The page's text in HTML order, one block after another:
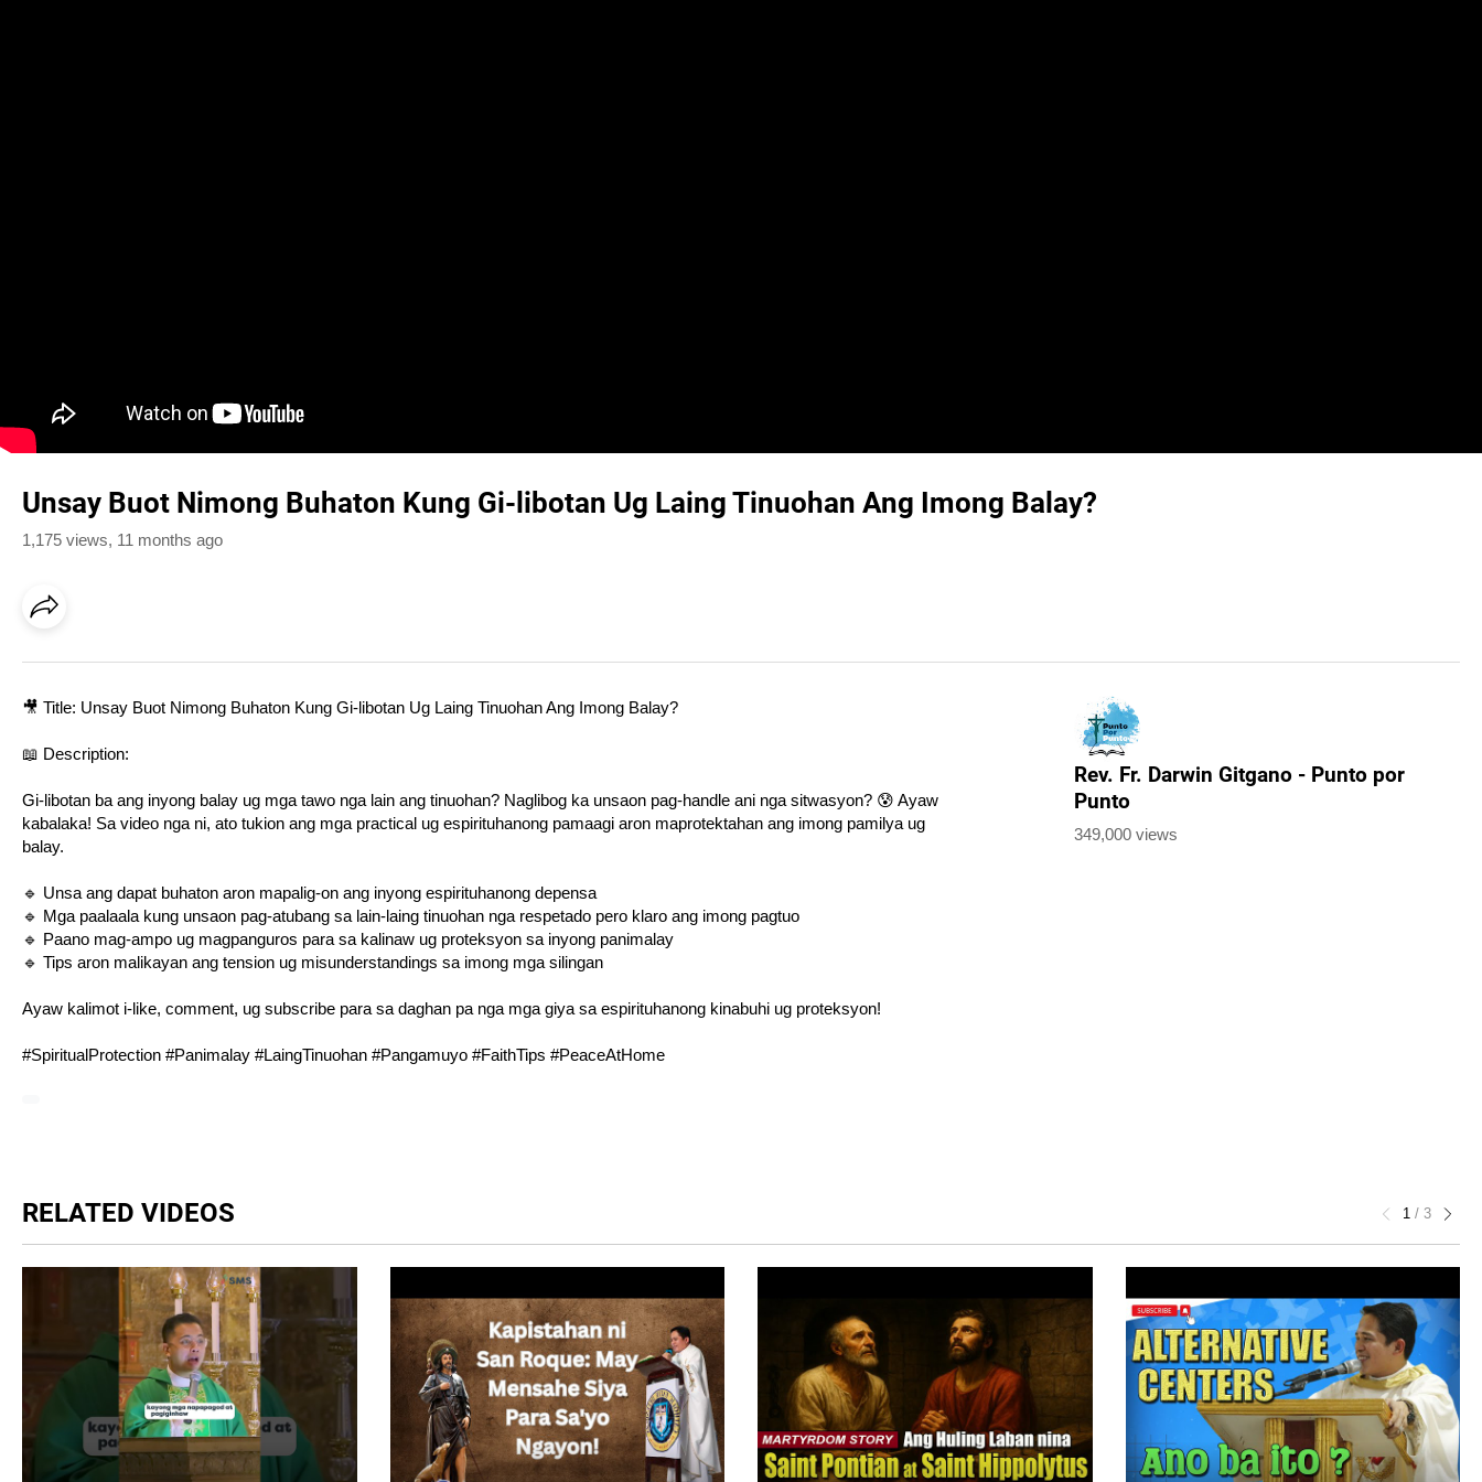
Unsay Buot Nimong Buhaton Kung Gi-libotan Ug Laing Tinuohan Ang Imong Balay?
1,175 views, 11 months ago
Rev. Fr. Darwin Gitgano - Punto por
Punto
349,000 views
🎥 Title: Unsay Buot Nimong Buhaton Kung Gi-libotan Ug Laing Tinuohan Ang Imong Balay?
📖 Description:
Gi-libotan ba ang inyong balay ug mga tawo nga lain ang tinuohan? Naglibog ka unsaon pag-handle ani nga sitwasyon? 😰 Ayaw
kabalaka! Sa video nga ni, ato tukion ang mga practical ug espirituhanong pamaagi aron maprotektahan ang imong pamilya ug
balay.
🔹 Unsa ang dapat buhaton aron mapalig-on ang inyong espirituhanong depensa
🔹 Mga paalaala kung unsaon pag-atubang sa lain-laing tinuohan nga respetado pero klaro ang imong pagtuo
🔹 Paano mag-ampo ug magpanguros para sa kalinaw ug proteksyon sa inyong panimalay
🔹 Tips aron malikayan ang tension ug misunderstandings sa imong mga silingan
Ayaw kalimot i-like, comment, ug subscribe para sa daghan pa nga mga giya sa espirituhanong kinabuhi ug proteksyon!
#SpiritualProtection #Panimalay #LaingTinuohan #Pangamuyo #FaithTips #PeaceAtHome
RELATED VIDEOS 1 / 3